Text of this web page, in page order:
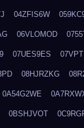
04ZFIS6W
06VLOMOD
07UES9ES
08HJRZKG
0A54G2WE
0BSHJVOT